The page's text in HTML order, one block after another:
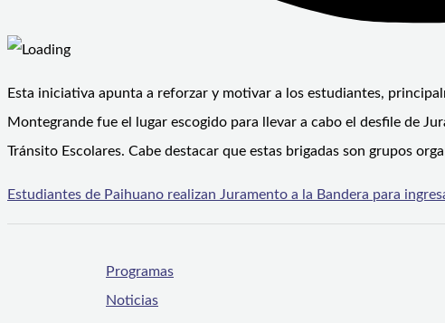
Esta iniciativa apunta a reforzar y motivar a los estudiantes,
Montegrande fue el lugar escogido para llevar a cabo el desfile de
Tránsito Escolares. Cabe destacar que estas brigadas son grupos
Estudiantes de Paihuano realizan Juramento a la Bandera para
Programas
Noticias